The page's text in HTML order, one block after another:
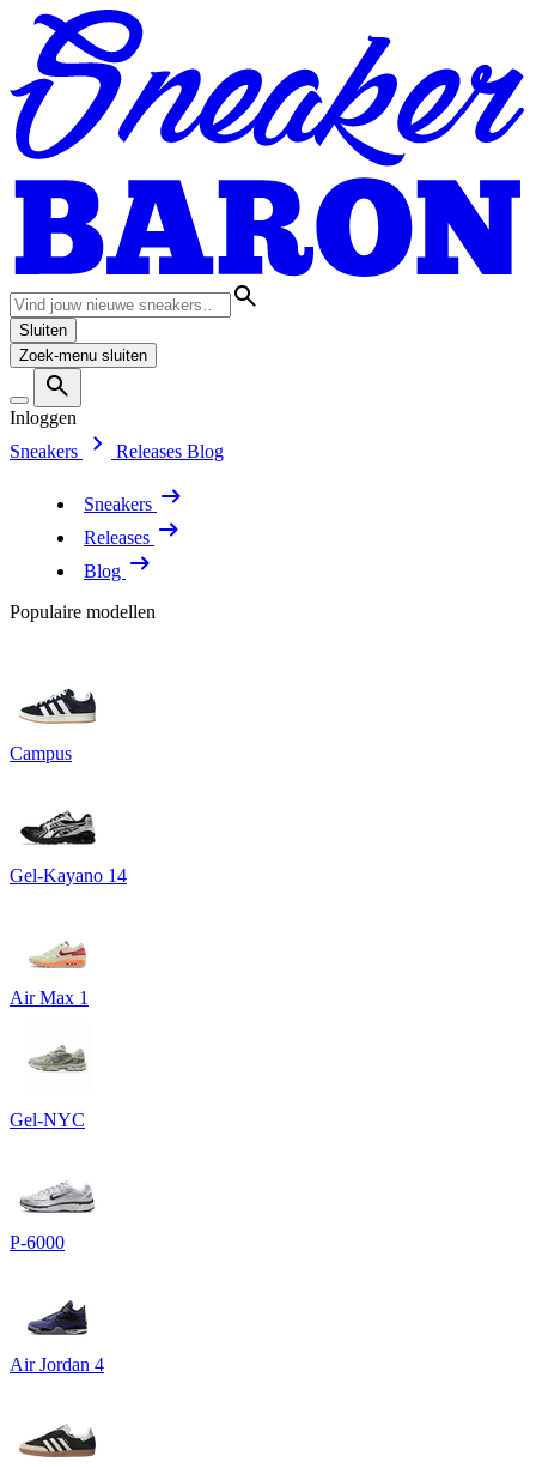
Sluiten
Zoek-menu sluiten
Inloggen
Sneakers
Releases Blog
Sneakers
Releases
Blog
Populaire modellen
Campus
Gel-Kayano 14
Air Max 1
Gel-NYC
P-6000
Air Jordan 4